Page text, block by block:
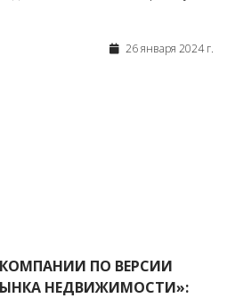
26 января 2024 г.
ПО ВЕРСИИ
НЕДВИЖИМОСТИ»: